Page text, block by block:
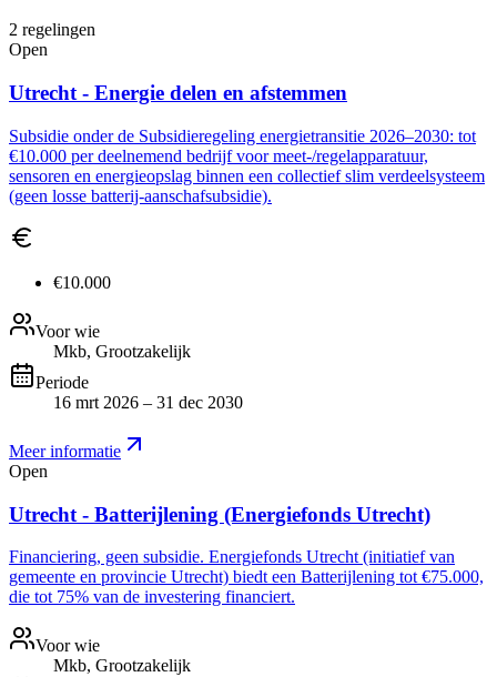
2 regelingen
Open
Utrecht - Energie delen en afstemmen
Subsidie onder de Subsidieregeling energietransitie 2026–2030: tot
€10.000 per deelnemend bedrijf voor meet-/regelapparatuur,
sensoren en energieopslag binnen een collectief slim verdeelsysteem
(geen losse batterij-aanschafsubsidie).
€10.000
Voor wie
Mkb, Grootzakelijk
Periode
16 mrt 2026 – 31 dec 2030
Meer informatie
Open
Utrecht - Batterijlening (Energiefonds Utrecht)
Financiering, geen subsidie. Energiefonds Utrecht (initiatief van
gemeente en provincie Utrecht) biedt een Batterijlening tot €75.000,
die tot 75% van de investering financiert.
Voor wie
Mkb, Grootzakelijk